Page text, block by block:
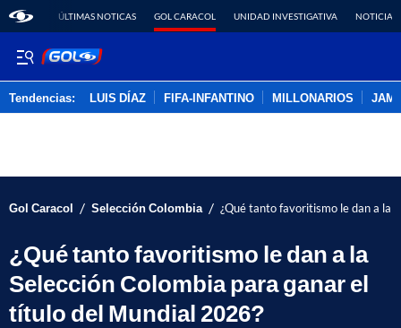
ÚLTIMAS NOTICAS GOL CARACOL UNIDAD INVESTIGATIVA NOTICIAS
Tendencias: LUIS DÍAZ FIFA-INFANTINO MILLONARIOS
Gol Caracol / Selección Colombia / ¿Qué tanto favoritismo le dan a la
¿Qué tanto favoritismo le dan a la
Selección Colombia para ganar el
título del Mundial 2026?